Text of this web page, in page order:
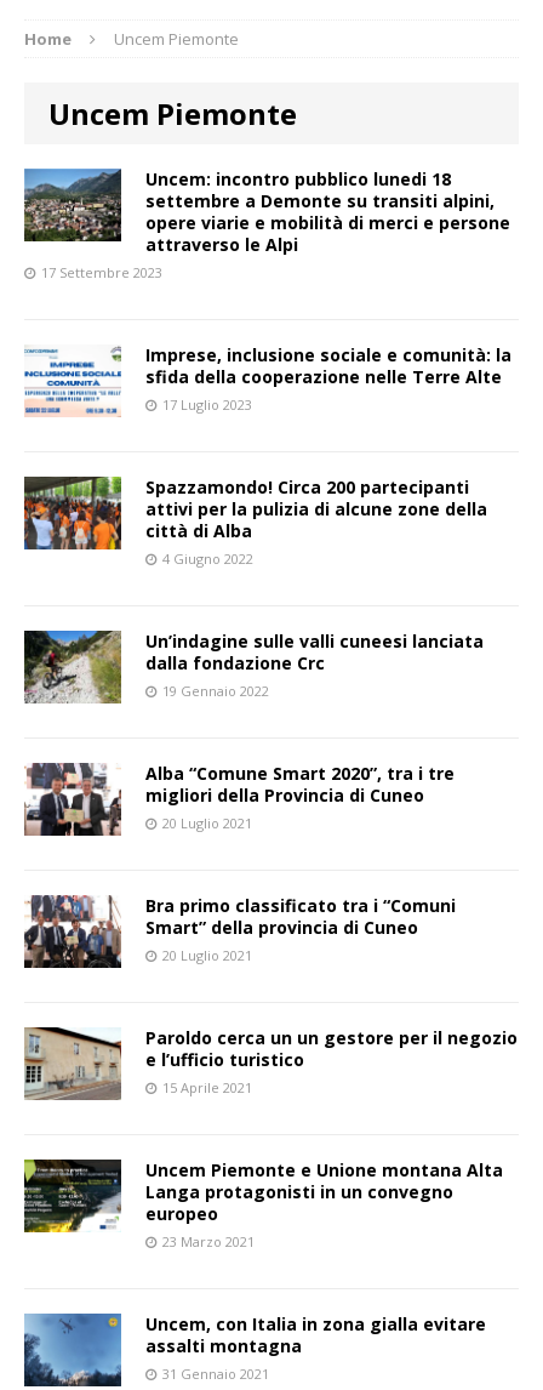
Home Uncem Piemonte
Uncem Piemonte
Uncem: incontro pubblico lunedi 18
settembre a Demonte su transiti alpini,
opere viarie e mobilità di merci e persone
attraverso le Alpi
17 Settembre 2023
Imprese, inclusione sociale e comunità: la
sfida della cooperazione nelle Terre Alte
17 Luglio 2023
Spazzamondo! Circa 200 partecipanti
attivi per la pulizia di alcune zone della
città di Alba
4 Giugno 2022
Un’indagine sulle valli cuneesi lanciata
dalla fondazione Crc
19 Gennaio 2022
Alba “Comune Smart 2020”, tra i tre
migliori della Provincia di Cuneo
20 Luglio 2021
Bra primo classificato tra i “Comuni
Smart” della provincia di Cuneo
20 Luglio 2021
Paroldo cerca un un gestore per il negozio
e l’ufficio turistico
15 Aprile 2021
Uncem Piemonte e Unione montana Alta
Langa protagonisti in un convegno
europeo
23 Marzo 2021
Uncem, con Italia in zona gialla evitare
assalti montagna
31 Gennaio 2021